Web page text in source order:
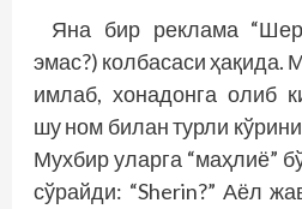
Яна бир реклама
эмас?) колбасаси ҳақида.
имлаб, хонадонга олиб
шу ном билан турли
Мухбир уларга “маҳлиё”
сўрайди: “Sherin?” Аёл